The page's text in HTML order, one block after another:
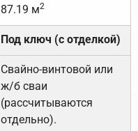
87.19 м2
Под ключ (с отделкой)
Свайно-винтовой или
ж/б сваи
(рассчитываются
отдельно).